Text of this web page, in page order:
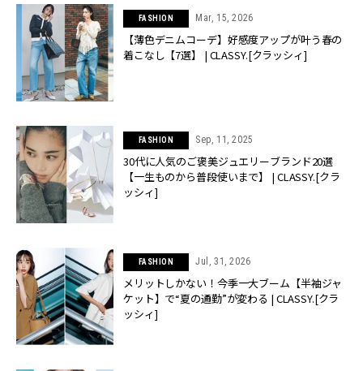
FASHION Mar, 15, 2026
【薄色デニムコーデ】好感度アップが叶う春の
着こなし【7選】 | CLASSY.[クラッシィ]
FASHION Sep, 11, 2025
30代に人気のご褒美ジュエリーブランド20選
【一生ものから普段使いまで】 | CLASSY.[クラ
ッシィ]
FASHION Jul, 31, 2026
メリットしかない！今季一大ブーム【半袖ジャ
ケット】で“夏の通勤”が変わる | CLASSY.[クラ
ッシィ]